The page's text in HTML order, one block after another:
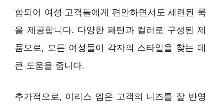
합되어 여성 고객들에게 편안하면서도 세련된 룩
을 제공합니다. 다양한 패턴과 컬러로 구성된 제
품으로, 모든 여성들이 각자의 스타일을 찾는 데
큰 도움을 줍니다.
추가적으로, 이리스 엠은 고객의 니즈를 잘 반영